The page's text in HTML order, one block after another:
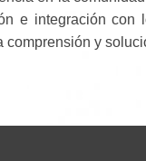
e integración con
y